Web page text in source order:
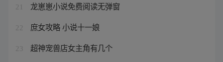
21 龙崽崽小说免费阅读无弹窗
22 庶女攻略 小说十一娘
23 超神宠兽店女主角有几个